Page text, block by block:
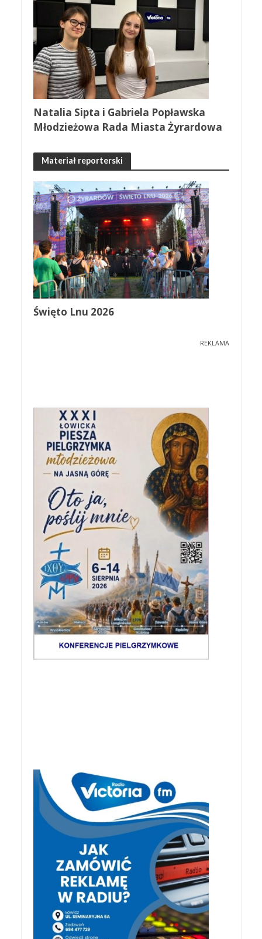
Natalia Sipta i Gabriela Popławska
Młodzieżowa Rada Miasta Żyrardowa
Materiał reporterski
Święto Lnu 2026
REKLAMA